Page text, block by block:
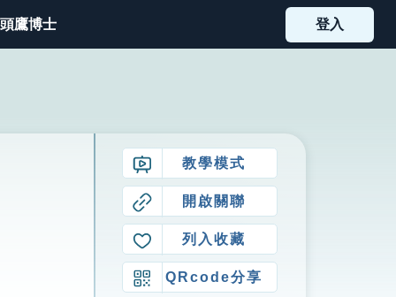
鷹博士 登入
教學模式
開啟關聯
列入收藏
QRcode分享